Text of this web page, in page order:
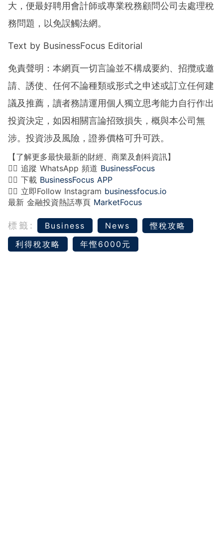
大，便最好聘用會計師或專業稅務顧問公司去處理稅
務問題，以免誤觸法網。
Text by BusinessFocus Editorial
免責聲明：本網頁一切言論並不構成要約、招攬或邀
請、誘使、任何不論種類或形式之申述或訂立任何建
議及推薦，讀者務請運用個人獨立思考能力自行作出
投資決定，如因相關言論招致損失，概與本公司無
涉。投資涉及風險，證券價格可升可跌。
【了解更多最快最新的財經、商業及創科資訊】
👉🏻 追蹤 WhatsApp 頻道 BusinessFocus
👉🏻 下載 BusinessFocus APP
👉🏻 立即Follow Instagram businessfocus.io
最新 金融投資熱話專頁 MarketFocus
標籤: Business News
慳稅攻略
利得稅攻略
年慳6000元